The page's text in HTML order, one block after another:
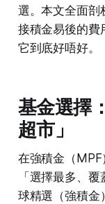
選。本文全面剖
接積金易後的費
它到底好唔好。
基金選擇
超市」
在強積金（
「選擇最多、
球精選（強積金